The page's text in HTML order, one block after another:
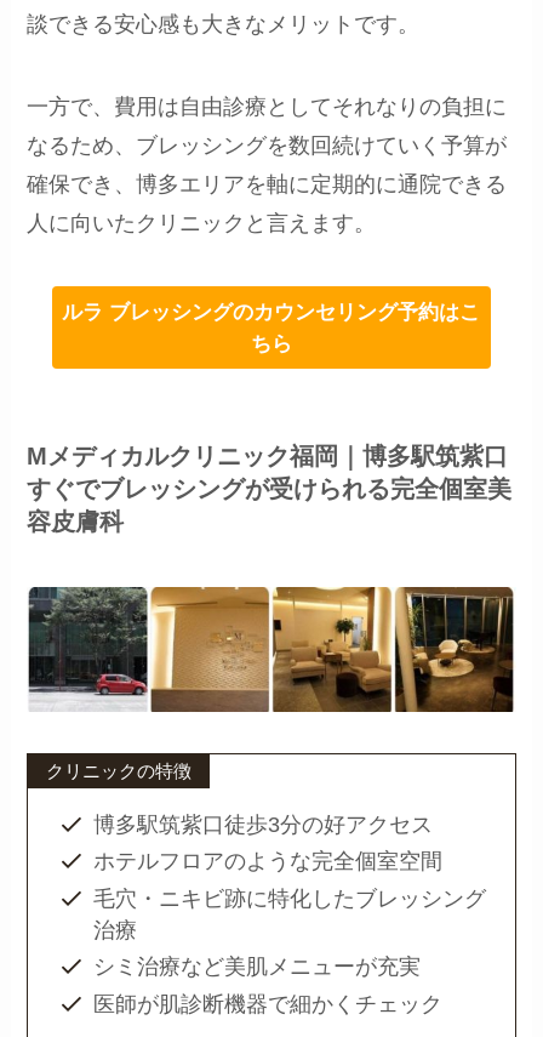
談できる安心感も大きなメリットです。
一方で、費用は自由診療としてそれなりの負担に
なるため、ブレッシングを数回続けていく予算が
確保でき、博多エリアを軸に定期的に通院できる
人に向いたクリニックと言えます。
ルラ ブレッシングのカウンセリング予約はこ
ちら
Mメディカルクリニック福岡｜博多駅筑紫口
すぐでブレッシングが受けられる完全個室美
容皮膚科
クリニックの特徴
博多駅筑紫口徒歩3分の好アクセス
ホテルフロアのような完全個室空間
毛穴・ニキビ跡に特化したブレッシング
治療
シミ治療など美肌メニューが充実
医師が肌診断機器で細かくチェック